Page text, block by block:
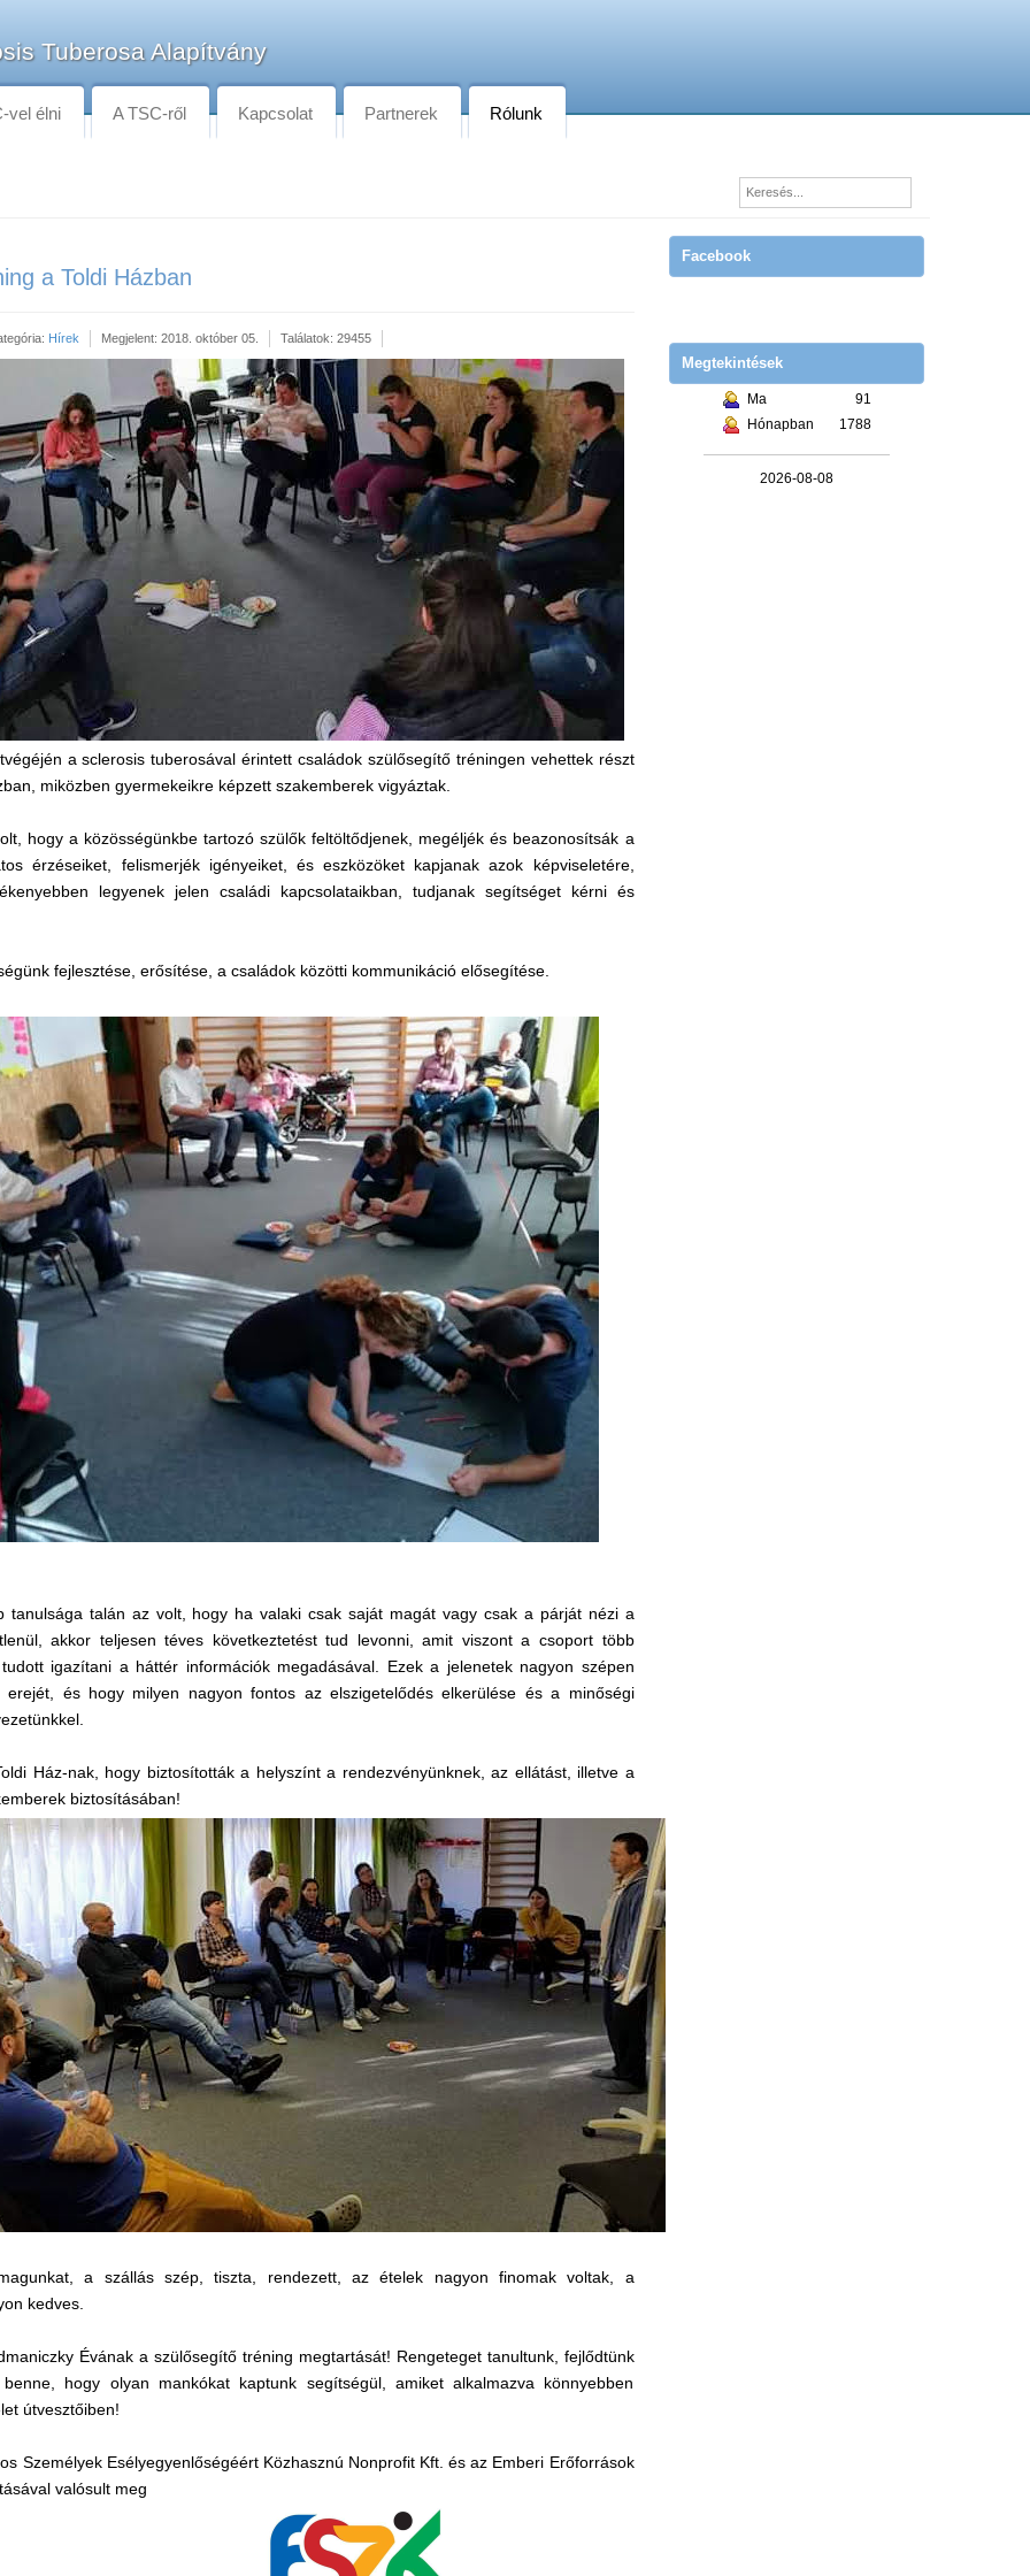
Tuberosa Alapítvány
vel élni A TSC-ről Kapcsolat Partnerek Rólunk
a Toldi Házban
Hírek Megjelent: 2018. október 05. Találatok: 29455
a sclerosis tuberosával érintett családok szülősegítő tréningen vehettek részt
miközben gyermekeikre képzett szakemberek vigyáztak.
hogy a közösségünkbe tartozó szülők feltöltődjenek, megéljék és beazonosítsák a
érzéseiket, felismerjék igényeiket, és eszközöket kapjanak azok képviseletére,
legyenek jelen családi kapcsolataikban, tudjanak segítséget kérni és
fejlesztése, erősítése, a családok közötti kommunikáció elősegítése.
tanulsága talán az volt, hogy ha valaki csak saját magát vagy csak a párját nézi a
akkor teljesen téves következtetést tud levonni, amit viszont a csoport több
igazítani a háttér információk megadásával. Ezek a jelenetek nagyon szépen
erejét, és hogy milyen nagyon fontos az elszigetelődés elkerülése és a minőségi
Ház-nak, hogy biztosították a helyszínt a rendezvényünknek, az ellátást, illetve a
biztosításában!
a szállás szép, tiszta, rendezett, az ételek nagyon finomak voltak, a
kedves.
Évának a szülősegítő tréning megtartását! Rengeteget tanultunk, fejlődtünk
hogy olyan mankókat kaptunk segítségül, amiket alkalmazva könnyebben
útvesztőiben!
Személyek Esélyegyenlőségéért Közhasznú Nonprofit Kft. és az Emberi Erőforrások
valósult meg
Facebook
Megtekintések
Ma
91
Hónapban
1788
2026-08-08